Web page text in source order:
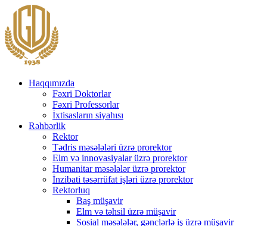
Haqqımızda
Fəxri Doktorlar
Fəxri Professorlar
İxtisasların siyahısı
Rəhbərlik
Rektor
Tədris məsələləri üzrə prorektor
Elm və innovasiyalar üzrə prorektor
Humanitar məsələlər üzrə prorektor
İnzibati təsərrüfat işləri üzrə prorektor
Rektorluq
Baş müşavir
Elm və təhsil üzrə müşavir
Sosial məsələlər, gənclərlə iş üzrə müşavir